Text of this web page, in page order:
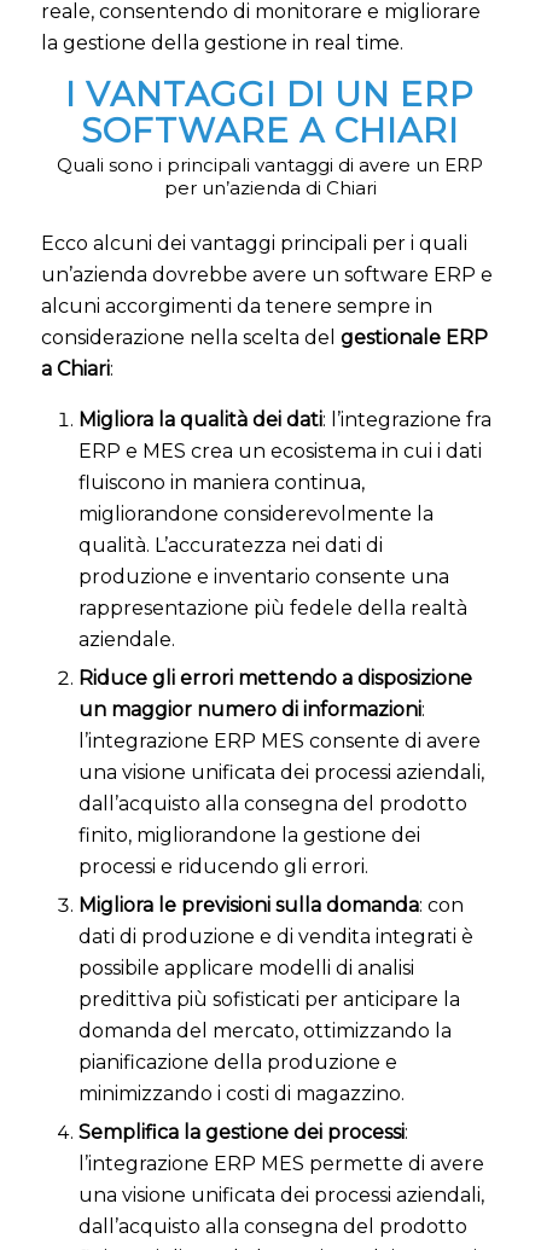
reale, consentendo di monitorare e migliorare
la gestione della gestione in real time.
I VANTAGGI DI UN ERP
SOFTWARE A CHIARI
Quali sono i principali vantaggi di avere un ERP
per un’azienda di Chiari
Ecco alcuni dei vantaggi principali per i quali
un’azienda dovrebbe avere un software ERP e
alcuni accorgimenti da tenere sempre in
considerazione nella scelta del gestionale ERP
a Chiari:
Migliora la qualità dei dati: l’integrazione fra
ERP e MES crea un ecosistema in cui i dati
fluiscono in maniera continua,
migliorandone considerevolmente la
qualità. L’accuratezza nei dati di
produzione e inventario consente una
rappresentazione più fedele della realtà
aziendale.
Riduce gli errori mettendo a disposizione
un maggior numero di informazioni:
l’integrazione ERP MES consente di avere
una visione unificata dei processi aziendali,
dall’acquisto alla consegna del prodotto
finito, migliorandone la gestione dei
processi e riducendo gli errori.
Migliora le previsioni sulla domanda: con
dati di produzione e di vendita integrati è
possibile applicare modelli di analisi
predittiva più sofisticati per anticipare la
domanda del mercato, ottimizzando la
pianificazione della produzione e
minimizzando i costi di magazzino.
Semplifica la gestione dei processi:
l’integrazione ERP MES permette di avere
una visione unificata dei processi aziendali,
dall’acquisto alla consegna del prodotto